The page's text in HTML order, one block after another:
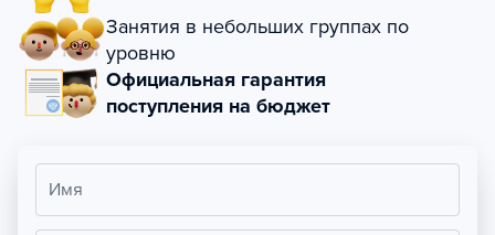
Занятия в небольших группах по
уровню
Официальная гарантия
поступления на бюджет
Имя